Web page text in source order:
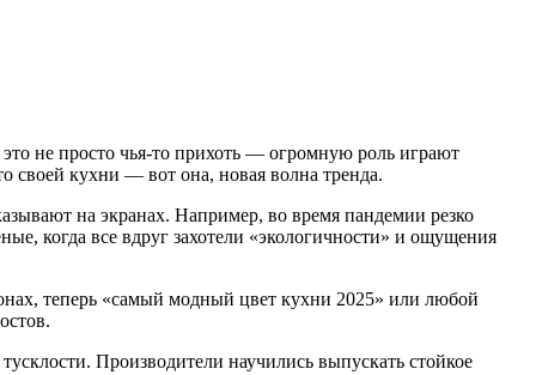
не просто чья-то прихоть — огромную роль играют
своей кухни — вот она, новая волна тренда.
на экранах. Например, во время пандемии резко
когда все вдруг захотели «экологичности» и ощущения
теперь «самый модный цвет кухни 2025» или любой
Производители научились выпускать стойкое